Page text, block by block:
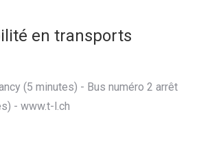
en transports
(5 minutes) - Bus numéro 2 arrêt
- www.t-l.ch